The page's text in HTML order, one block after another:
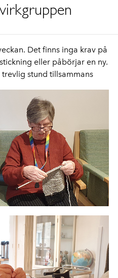
Det finns inga krav på
eller påbörjar en ny.
stund tillsammans